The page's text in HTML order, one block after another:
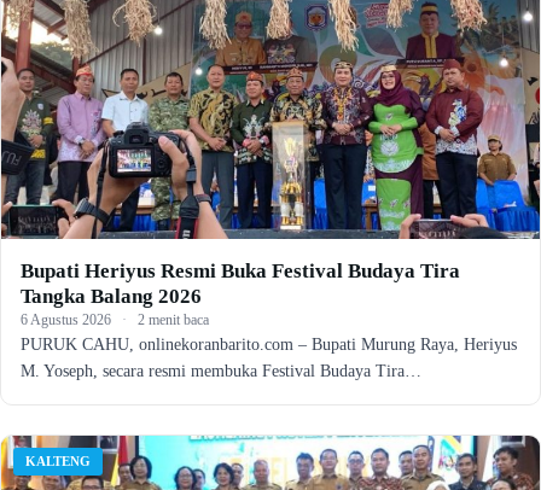
Bupati Heriyus Resmi Buka Festival Budaya Tira
Tangka Balang 2026
6 Agustus 2026 · 2 menit baca
PURUK CAHU, onlinekoranbarito.com – Bupati Murung Raya, Heriyus
M. Yoseph, secara resmi membuka Festival Budaya Tira…
KALTENG